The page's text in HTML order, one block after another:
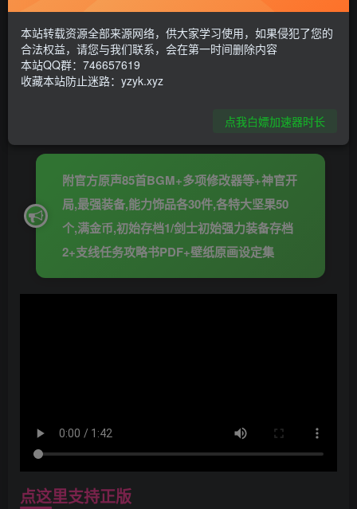
Build20200722 附官方原声85首BGM+多项修改器等
资源下载
PC-点击下载
附官方原声85首BGM+多项修改器等+神官开
局,最强装备,能力饰品各30件,各特大坚果50
个,满金币,初始存档1/剑士初始强力装备存档
2+支线任务攻略书PDF+壁纸原画设定集
点这里支持正版
本站转载资源全部来源网络，供大家学习使用，如果侵犯了您的
合法权益，请您与我们联系，会在第一时间删除内容
本站QQ群：746657619
收藏本站防止迷路：yzyk.xyz
点我白嫖加速器时长